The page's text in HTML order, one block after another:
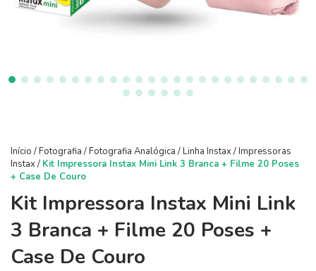
Início /Fotografia /Fotografia Analógica /Linha Instax/Impressoras
Instax/ Kit Impressora Instax Mini Link 3 Branca + Filme 20 Poses
+ Case De Couro
Kit Impressora Instax Mini Link
3 Branca + Filme 20 Poses +
Case De Couro